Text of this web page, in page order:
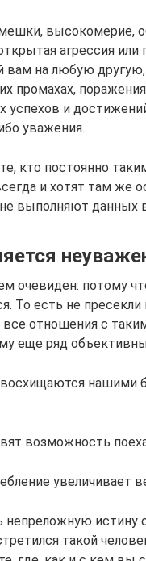
высокомерие,
агрессия
вам на любую
промахах,
успехов и
уважения.
кто постоянно
и хотят там же
выполняют данных
очевиден: потому
То есть не
отношения с
еще ряд
нашими
возможность
увеличивает
непреложную истину
такой